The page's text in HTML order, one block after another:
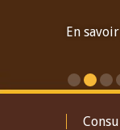
En